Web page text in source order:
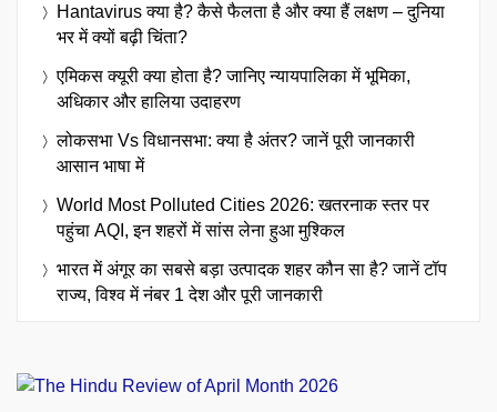
Hantavirus क्या है? कैसे फैलता है और क्या हैं लक्षण – दुनिया
भर में क्यों बढ़ी चिंता?
एमिकस क्यूरी क्या होता है? जानिए न्यायपालिका में भूमिका,
अधिकार और हालिया उदाहरण
लोकसभा Vs विधानसभा: क्या है अंतर? जानें पूरी जानकारी
आसान भाषा में
World Most Polluted Cities 2026: खतरनाक स्तर पर
पहुंचा AQI, इन शहरों में सांस लेना हुआ मुश्किल
भारत में अंगूर का सबसे बड़ा उत्पादक शहर कौन सा है? जानें टॉप
राज्य, विश्व में नंबर 1 देश और पूरी जानकारी